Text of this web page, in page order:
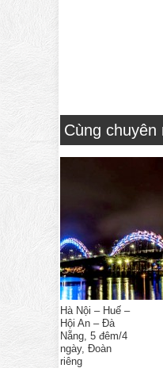
Cùng chuyên
Hà Nội – Huế –
Hội An – Đà
Nẵng, 5 đêm/4
ngày, Đoàn
riêng